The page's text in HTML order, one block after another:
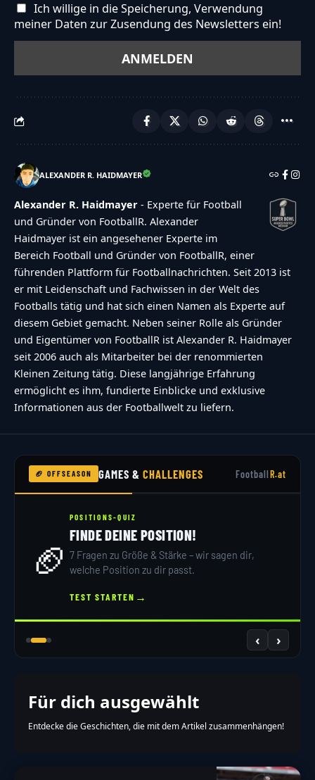
Ich willige in die Speicherung, Verwendung
meiner Daten zur Zusendung des Newsletters ein!
ALEXANDER R. HAIDMAYER
Alexander R. Haidmayer - Experte für Football
und Gründer von FootballR. Alexander
Haidmayer ist ein angesehener Experte im
Bereich Football und Gründer von FootballR, einer
führenden Plattform für Footballnachrichten. Seit 2013 ist
er mit Leidenschaft und Fachwissen in der Welt des
Footballs tätig und hat sich einen Namen als Experte auf
diesem Gebiet gemacht. Neben seiner Rolle als Gründer
und Eigentümer von FootballR ist Alexander R. Haidmayer
seit 2006 auch als Mitarbeiter bei der renommierten
Kleinen Zeitung tätig. Diese langjährige Erfahrung
ermöglicht es ihm, fundierte Einblicke und exklusive
Informationen aus der Footballwelt zu liefern.
🏈 OFFSEASON GAMES &CHALLENGES FootballR.at
🏈
POSITIONS-QUIZ
FINDE DEINE POSITION!
7 Fragen zu Größe & Stärke – wir sagen dir,
welche Position zu dir passt.
TEST STARTEN →
‹ ›
Für dich ausgewählt
Entdecke die Geschichten, die mit dem Artikel zusammenhängen!